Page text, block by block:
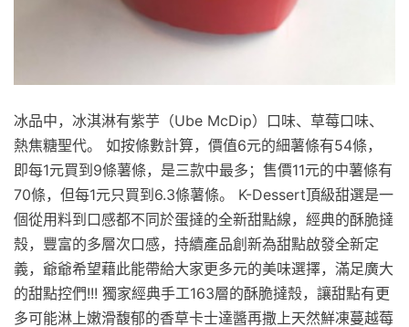
冰品中，冰淇淋有紫芋（Ube McDip）口味、草莓口味、
熱焦糖聖代。 如按條數計算，價值6元的細薯條有54條，
即每1元買到9條薯條，是三款中最多；售價11元的中薯條有
70條，但每1元只買到6.3條薯條。 K-Dessert頂級甜選是一
個從用料到口感都不同於蛋撻的全新甜點線，經典的酥脆撻
殼，豐富的多層次口感，持續產品創新為甜點啟發全新定
義，爺爺希望藉此能帶給大家更多元的美味選擇，滿足廣大
的甜點控們!!! 獨家經典手工163層的酥脆撻殼，讓甜點有更
多可能淋上嫩滑馥郁的香草卡士達醬再撒上天然鮮凍蔓越莓